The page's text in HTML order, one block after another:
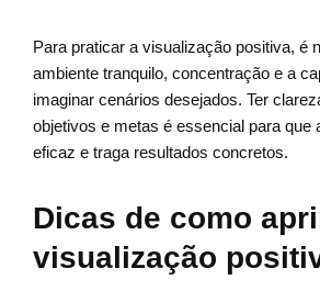
Para praticar a visualização positiva, é
ambiente tranquilo, concentração e a
imaginar cenários desejados. Ter
objetivos e metas é essencial para que
eficaz e traga resultados concretos.
Dicas de como
visualização